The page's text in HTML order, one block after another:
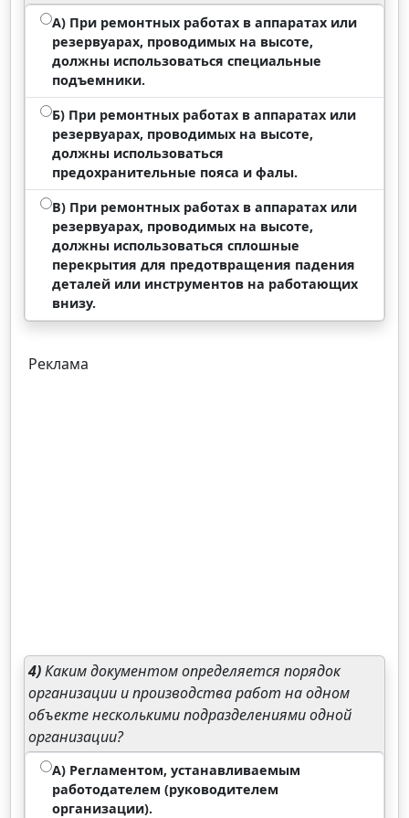
А) При ремонтных работах в аппаратах или
резервуарах, проводимых на высоте,
должны использоваться специальные
подъемники.
Б) При ремонтных работах в аппаратах или
резервуарах, проводимых на высоте,
должны использоваться
предохранительные пояса и фалы.
В) При ремонтных работах в аппаратах или
резервуарах, проводимых на высоте,
должны использоваться сплошные
перекрытия для предотвращения падения
деталей или инструментов на работающих
внизу.
Реклама
4)Каким документом определяется порядок
организации и производства работ на одном
объекте несколькими подразделениями одной
организации?
А) Регламентом, устанавливаемым
работодателем (руководителем
организации).